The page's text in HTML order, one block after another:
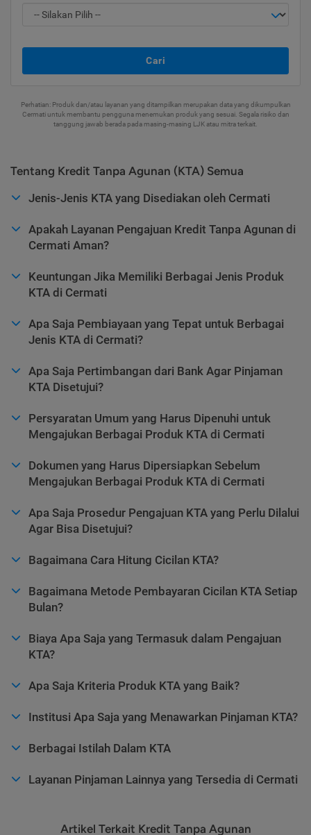
Cari
Perhatian: Produk dan/atau layanan yang ditampilkan merupakan data yang dikumpulkan
Cermati untuk membantu pengguna menemukan produk yang sesuai. Segala risiko dan
tanggung jawab berada pada masing-masing LJK atau mitra terkait.
Tentang Kredit Tanpa Agunan (KTA) Semua
Jenis-Jenis KTA yang Disediakan oleh Cermati
Apakah Layanan Pengajuan Kredit Tanpa Agunan di
Cermati Aman?
Keuntungan Jika Memiliki Berbagai Jenis Produk
KTA di Cermati
Apa Saja Pembiayaan yang Tepat untuk Berbagai
Jenis KTA di Cermati?
Apa Saja Pertimbangan dari Bank Agar Pinjaman
KTA Disetujui?
Persyaratan Umum yang Harus Dipenuhi untuk
Mengajukan Berbagai Produk KTA di Cermati
Dokumen yang Harus Dipersiapkan Sebelum
Mengajukan Berbagai Produk KTA di Cermati
Apa Saja Prosedur Pengajuan KTA yang Perlu Dilalui
Agar Bisa Disetujui?
Bagaimana Cara Hitung Cicilan KTA?
Bagaimana Metode Pembayaran Cicilan KTA Setiap
Bulan?
Biaya Apa Saja yang Termasuk dalam Pengajuan
KTA?
Apa Saja Kriteria Produk KTA yang Baik?
Institusi Apa Saja yang Menawarkan Pinjaman KTA?
Berbagai Istilah Dalam KTA
Layanan Pinjaman Lainnya yang Tersedia di Cermati
Artikel Terkait Kredit Tanpa Agunan